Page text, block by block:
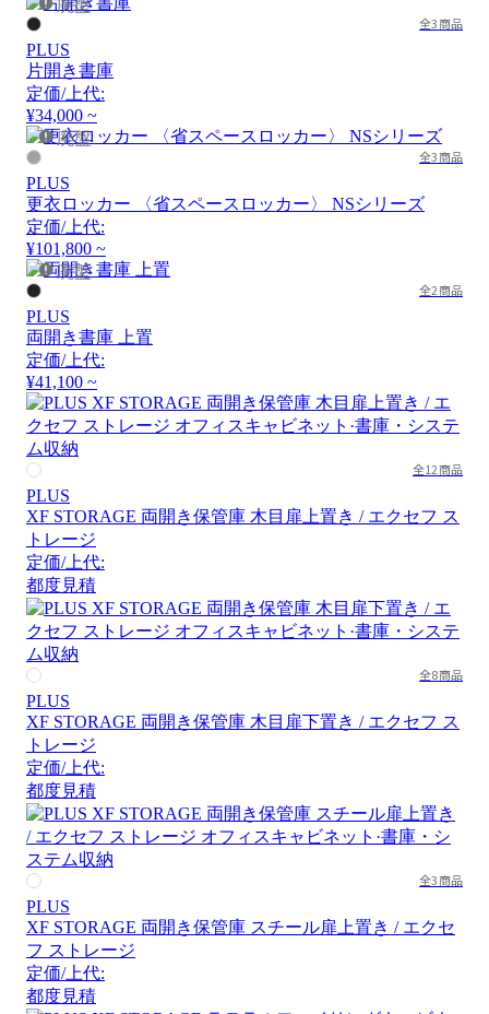
廃盤
全3商品
PLUS
片開き書庫
定価/上代:
¥34,000 ~
廃盤
全3商品
PLUS
更衣ロッカー 〈省スペースロッカー〉 NSシリーズ
定価/上代:
¥101,800 ~
廃盤
全2商品
PLUS
両開き書庫 上置
定価/上代:
¥41,100 ~
全12商品
PLUS
XF STORAGE 両開き保管庫 木目扉上置き / エクセフ ス
トレージ
定価/上代:
都度見積
全8商品
PLUS
XF STORAGE 両開き保管庫 木目扉下置き / エクセフ ス
トレージ
定価/上代:
都度見積
全3商品
PLUS
XF STORAGE 両開き保管庫 スチール扉上置き / エクセ
フ ストレージ
定価/上代:
都度見積